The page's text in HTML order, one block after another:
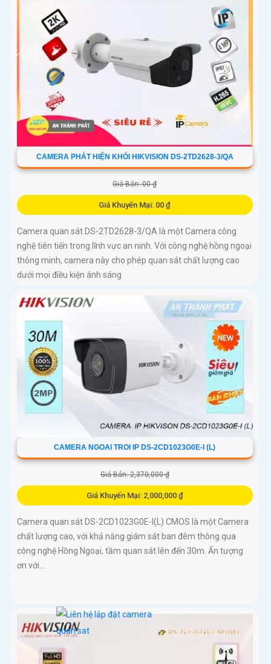
150db, hình ảnh rõ dù ở đâu, dành cho các công trình chuyên
dụng. Công nghệ H.265+/H
CAMERA PHÁT HIỆN KHÓI HIKVISION DS-2TD2628-3/QA
Giá Bán: 00 ₫
Giá Khuyến Mại: 00 ₫
Camera quan sát DS-2TD2628-3/QA là một Camera công
nghệ tiên tiến trong lĩnh vực an ninh. Với công nghệ hồng ngoại
thông minh, camera này cho phép quan sát chất lượng cao
dưới mọi điều kiện ánh sáng
CAMERA NGOAI TROI IP DS-2CD1023G0E-I (L)
Giá Bán: 2,370,000 ₫
Giá Khuyến Mại: 2,000,000 ₫
Camera quan sát DS-2CD1023G0E-I(L) CMOS là một Camera
chất lượng cao, với khả năng giám sát ban đêm thông qua
công nghệ Hồng Ngoại, tầm quan sát lên đến 30m. Ấn tượng
ơn với...